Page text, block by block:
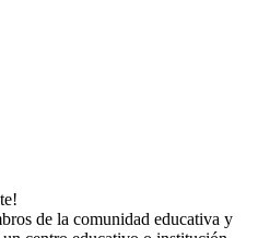
de la comunidad educativa y